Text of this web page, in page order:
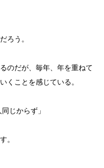
ろう。
のだが、毎年、年を重ねて
くことを感じている。
じからず」
。